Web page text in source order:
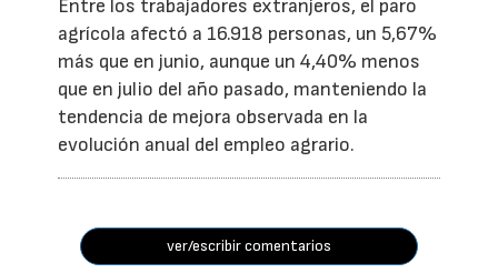
Entre los trabajadores extranjeros, el paro
agrícola afectó a 16.918 personas, un 5,67%
más que en junio, aunque un 4,40% menos
que en julio del año pasado, manteniendo la
tendencia de mejora observada en la
evolución anual del empleo agrario.
ver/escribir comentarios